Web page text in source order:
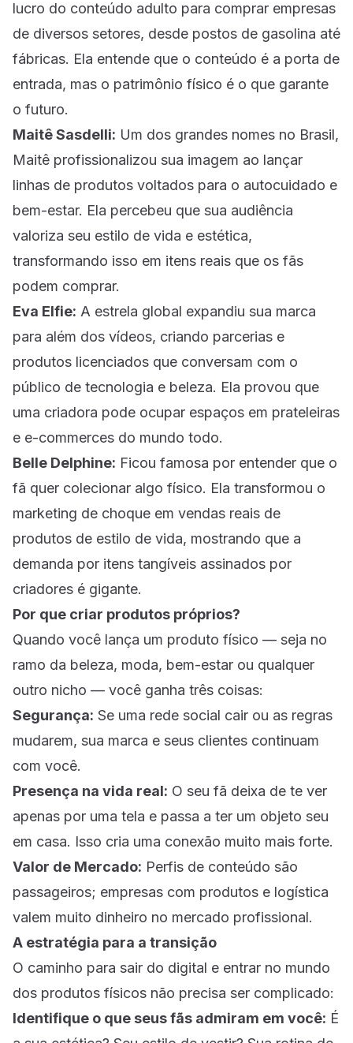
lucro do conteúdo adulto para comprar empresas
de diversos setores, desde postos de gasolina até
fábricas. Ela entende que o conteúdo é a porta de
entrada, mas o patrimônio físico é o que garante
o futuro.
Maitê Sasdelli: Um dos grandes nomes no Brasil,
Maitê profissionalizou sua imagem ao lançar
linhas de produtos voltados para o autocuidado e
bem-estar. Ela percebeu que sua audiência
valoriza seu estilo de vida e estética,
transformando isso em itens reais que os fãs
podem comprar.
Eva Elfie: A estrela global expandiu sua marca
para além dos vídeos, criando parcerias e
produtos licenciados que conversam com o
público de tecnologia e beleza. Ela provou que
uma criadora pode ocupar espaços em prateleiras
e e-commerces do mundo todo.
Belle Delphine: Ficou famosa por entender que o
fã quer colecionar algo físico. Ela transformou o
marketing de choque em vendas reais de
produtos de estilo de vida, mostrando que a
demanda por itens tangíveis assinados por
criadores é gigante.
Por que criar produtos próprios?
Quando você lança um produto físico — seja no
ramo da beleza, moda, bem-estar ou qualquer
outro nicho — você ganha três coisas:
Segurança: Se uma rede social cair ou as regras
mudarem, sua marca e seus clientes continuam
com você.
Presença na vida real: O seu fã deixa de te ver
apenas por uma tela e passa a ter um objeto seu
em casa. Isso cria uma conexão muito mais forte.
Valor de Mercado: Perfis de conteúdo são
passageiros; empresas com produtos e logística
valem muito dinheiro no mercado profissional.
A estratégia para a transição
O caminho para sair do digital e entrar no mundo
dos produtos físicos não precisa ser complicado:
Identifique o que seus fãs admiram em você: É